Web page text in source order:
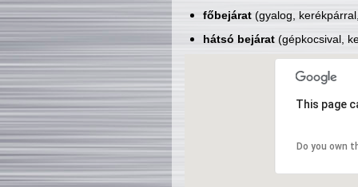
főbejárat(gyalog,
hátsó bejárat(gépkocsival,
This page
Do you own